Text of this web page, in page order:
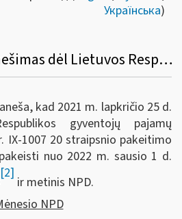
Українська)
Informacinis pranešimas dėl Lietuvos Respublikos gyventojų pajamų mokesčio įstatymo 20 straipsnio pakeitimo
kad 2021 m. lapkričio 25 d.
gyventojų pajamų
IX-1007 20 straipsnio pakeitimo
nuo 2022 m. sausio 1 d.
[2]
ir metinis NPD.
NPD